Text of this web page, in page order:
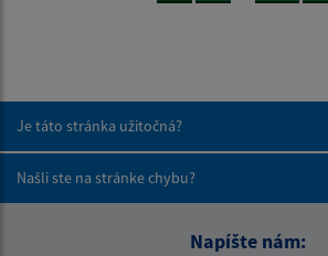
Je táto stránka užitočná?
Našli ste na stránke chybu?
Napíšte nám: